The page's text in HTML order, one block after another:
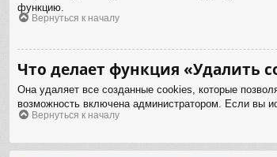
функцию.
Вернуться к началу
Что делает функция «Удалить
Она удаляет все созданные cookies, которые
возможность включена администратором. Если вы
Вернуться к началу